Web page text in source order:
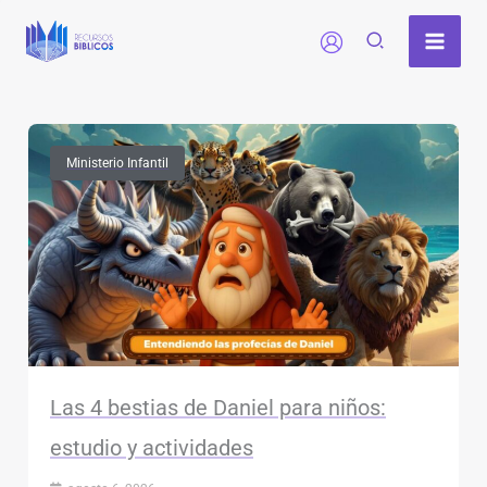
Ministerio Infantil
Las 4 bestias de Daniel para niños:
estudio y actividades